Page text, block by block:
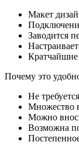
Макет
Заводится
Почему это
Не
Множество
Можно
Возможна